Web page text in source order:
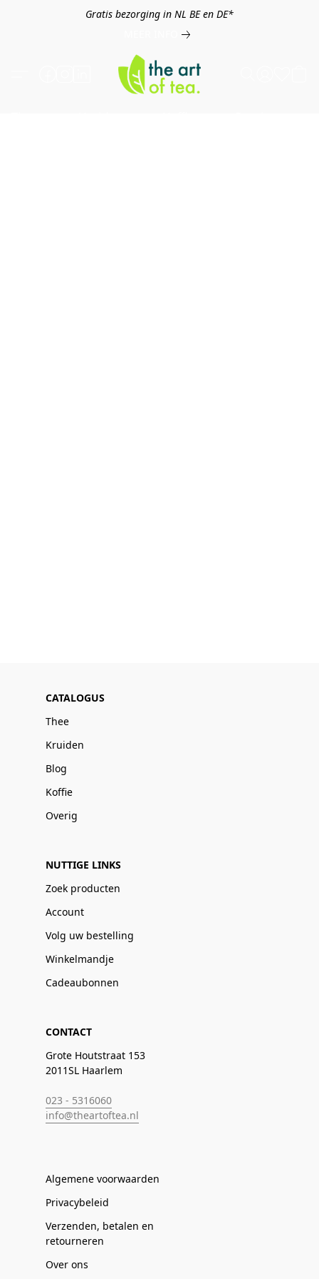
Gratis bezorging in NL BE en DE*
CATALOGUS
Thee
Kruiden
Blog
Koffie
Overig
NUTTIGE LINKS
Zoek producten
Account
Volg uw bestelling
Winkelmandje
Cadeaubonnen
CONTACT
Grote Houtstraat 153
2011SL Haarlem
023 - 5316060
info@theartoftea.nl
Algemene voorwaarden
Privacybeleid
Verzenden, betalen en
retourneren
Over ons